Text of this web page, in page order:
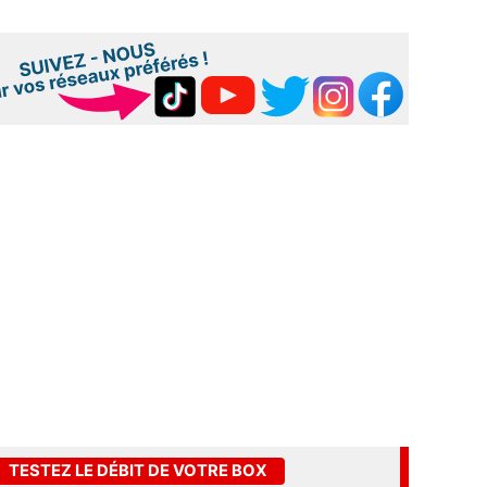
TESTEZ LE DÉBIT DE VOTRE BOX